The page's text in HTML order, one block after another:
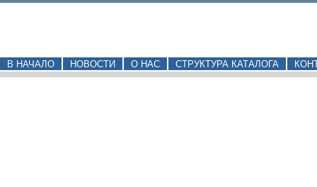
В НАЧАЛО НОВОСТИ О НАС СТРУКТУРА КАТАЛОГА